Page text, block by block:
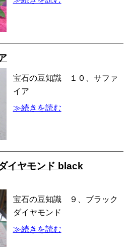
宝石の豆知識 １０、サファ
イア
≫続きを読む
イヤモンド black
宝石の豆知識 ９、ブラック
ダイヤモンド
≫続きを読む